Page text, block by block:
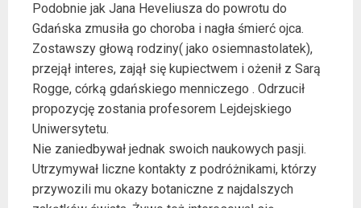
Podobnie jak Jana Heveliusza do powrotu do
Gdańska zmusiła go choroba i nagła śmierć ojca.
Zostawszy głową rodziny( jako osiemnastolatek),
przejął interes, zajął się kupiectwem i ożenił z Sarą
Rogge, córką gdańskiego menniczego . Odrzucił
propozycję zostania profesorem Lejdejskiego
Uniwersytetu.
Nie zaniedbywał jednak swoich naukowych pasji.
Utrzymywał liczne kontakty z podróżnikami, którzy
przywozili mu okazy botaniczne z najdalszych